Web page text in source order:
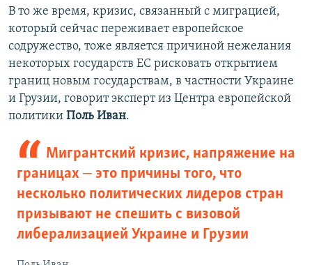
В то же время, кризис, связанный с миграцией,
который сейчас переживает европейское
содружество, тоже является причиной нежелания
некоторых государств ЕС рисковать открытием
границ новым государствам, в частности Украине
и Грузии, говорит эксперт из Центра европейской
политики Поль Иван.
Мигрантский кризис, напряжение на
границах ‒ это причины того, что
несколько политических лидеров стран
призывают не спешить с визовой
либерализацией Украине и Грузии